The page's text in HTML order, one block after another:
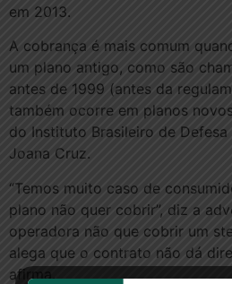
em 2013.
A cobrança é mais comum
um plano antigo, como são
antes de 1999 (antes da
também ocorre em planos
do Instituto Brasileiro de
Joana Cruz.
“Temos muito caso de
plano não quer cobrir”, diz a
operadora não que cobrir um
alega que o contrato não dá
afirma.